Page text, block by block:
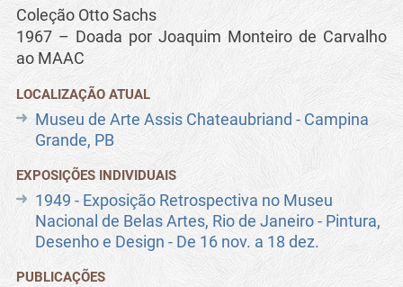
Coleção Otto Sachs
1967 – Doada por Joaquim Monteiro de Carvalho
ao MAAC
LOCALIZAÇÃO ATUAL
Museu de Arte Assis Chateaubriand - Campina
Grande, PB
EXPOSIÇÕES INDIVIDUAIS
1949 - Exposição Retrospectiva no Museu
Nacional de Belas Artes, Rio de Janeiro - Pintura,
Desenho e Design - De 16 nov. a 18 dez.
PUBLICAÇÕES